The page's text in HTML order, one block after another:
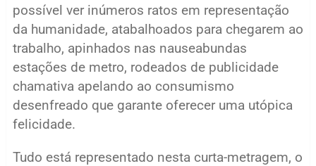
possível ver inúmeros ratos em representação
da humanidade, atabalhoados para chegarem ao
trabalho, apinhados nas nauseabundas
estações de metro, rodeados de publicidade
chamativa apelando ao consumismo
desenfreado que garante oferecer uma utópica
felicidade.
Tudo está representado nesta curta-metragem, o